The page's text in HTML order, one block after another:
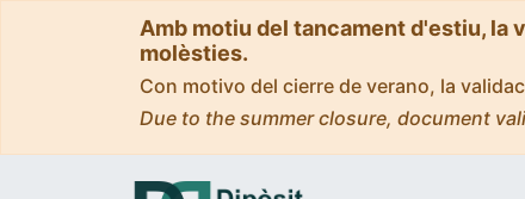
Amb motiu del tancament d'estiu, la
molèsties.
Con motivo del cierre de verano, la
Due to the summer closure, document